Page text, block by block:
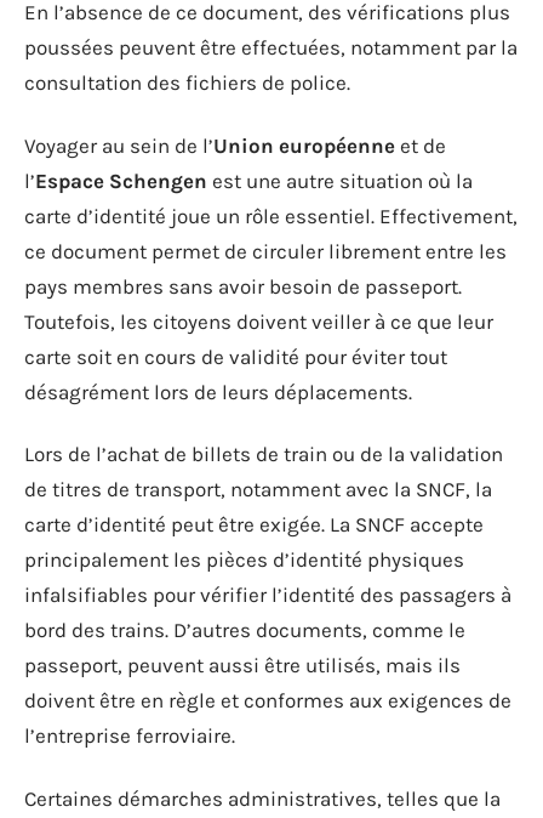
En l’absence de ce document, des vérifications plus
poussées peuvent être effectuées, notamment par la
consultation des fichiers de police.
Voyager au sein de l’Union européenne et de
l’Espace Schengen est une autre situation où la
carte d’identité joue un rôle essentiel. Effectivement,
ce document permet de circuler librement entre les
pays membres sans avoir besoin de passeport.
Toutefois, les citoyens doivent veiller à ce que leur
carte soit en cours de validité pour éviter tout
désagrément lors de leurs déplacements.
Lors de l’achat de billets de train ou de la validation
de titres de transport, notamment avec la SNCF, la
carte d’identité peut être exigée. La SNCF accepte
principalement les pièces d’identité physiques
infalsifiables pour vérifier l’identité des passagers à
bord des trains. D’autres documents, comme le
passeport, peuvent aussi être utilisés, mais ils
doivent être en règle et conformes aux exigences de
l’entreprise ferroviaire.
Certaines démarches administratives, telles que la